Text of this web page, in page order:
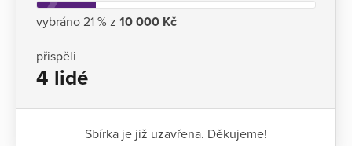
vybráno 21 % z 10 000 Kč
přispěli
4 lidé
Sbírka je již uzavřena. Děkujeme!